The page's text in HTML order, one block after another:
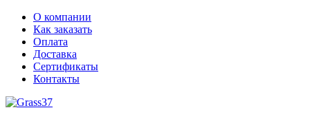
О компании
Как заказать
Оплата
Доставка
Сертификаты
Контакты